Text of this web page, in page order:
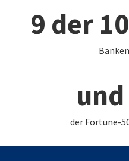
9 der
der Fortune-